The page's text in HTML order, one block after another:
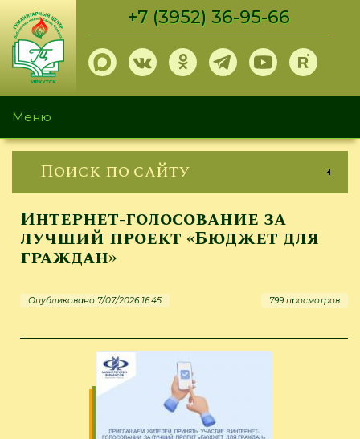
Перейти
основному
содержанию
+7 (3952) 36-95-66
Меню
Поиск по сайту
Интернет-голосование за
лучший проект «Бюджет для
граждан»
Опубликовано 7/07/2026 16:45 799 просмотров